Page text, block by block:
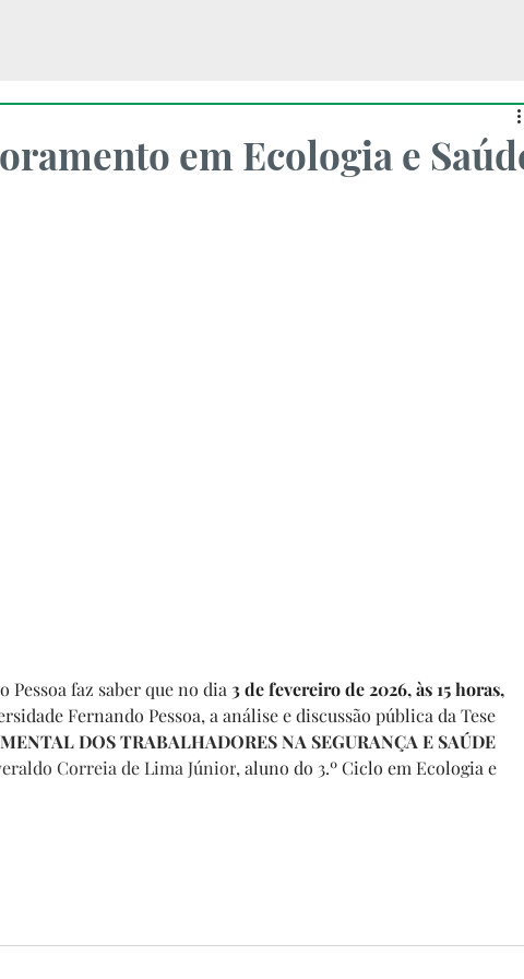
em Ecologia e
faz saber que no dia 3 de fevereiro de 2026, às 15 horas,
Fernando Pessoa, a análise e discussão pública da Tese
DOS TRABALHADORES NA SEGURANÇA E SAÚDE
Correia de Lima Júnior, aluno do 3.º Ciclo em Ecologia e